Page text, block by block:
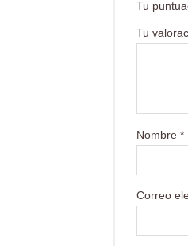
Tu
Tu
Nombre*
Correo